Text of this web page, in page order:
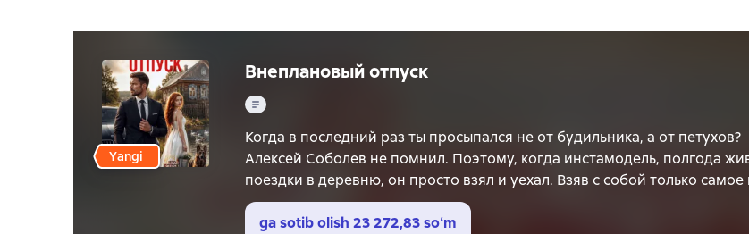
Yangi
Внеплановый отпуск
Matn
Когда в последний раз ты просыпался не от будильника, а от петухов?
Алексей Соболев не помнил. Поэтому, когда инстамодель, полгода
поездки в деревню, он просто взял и уехал. Взяв с собой только
Он планировал проветрить голову и через две недели вернуться
встретит девушку, которая перевернёт всё с ног на голову?
ga sotib olish 23 272,83 soʻm